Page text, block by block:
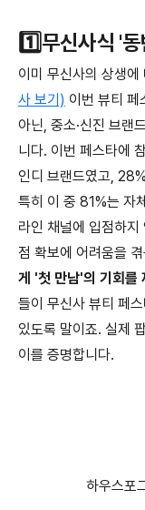
1️⃣무신사식 '
이미 무신사의 상생
사 보기) 이번 뷰티 페
아닌, 중소·신진 브랜
니다. 이번 페스타에
인디 브랜드였고,
특히 이 중 81%는 자
라인 채널에 입점하
점 확보에 어려움을
게 '첫 만남'의 기회를
들이 무신사 뷰티 페
있도록 말이죠. 실제
이를 증명합니다.
하우스포